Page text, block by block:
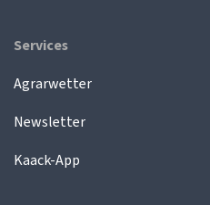
Services
Agrarwetter
Newsletter
Kaack-App